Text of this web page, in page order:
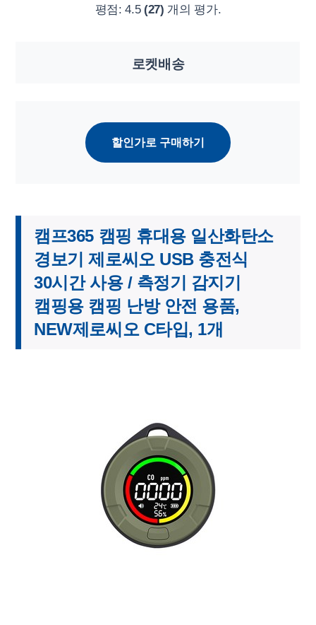
평점:4.5 (27) 개의 평가.
로켓배송
할인가로 구매하기
캠프365 캠핑 휴대용 일산화탄소
경보기 제로씨오 USB 충전식
30시간 사용 / 측정기 감지기
캠핑용 캠핑 난방 안전 용품,
NEW제로씨오 C타입, 1개